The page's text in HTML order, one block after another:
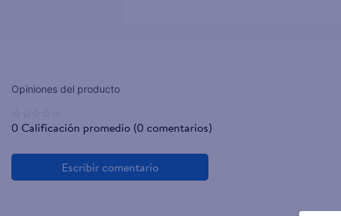
0 Calificación promedio (0 comentarios)